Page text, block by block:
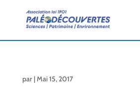
par |Mai 15, 2017